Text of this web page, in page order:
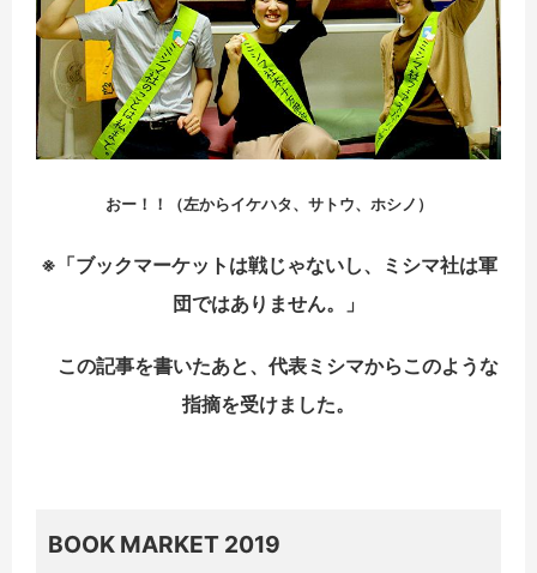
おー！！（左からイケハタ、サトウ、ホシノ）
※「ブックマーケットは戦じゃないし、ミシマ社は軍
団ではありません。」
この記事を書いたあと、代表ミシマからこのような
指摘を受けました。
BOOK MARKET 2019